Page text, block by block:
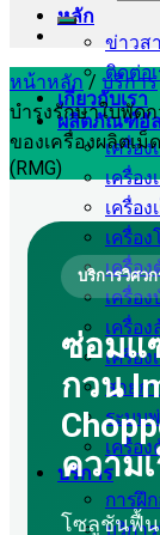
หลัก
ข่าวส
ติดต่อ
เกี่ยวกับเรา
ผลิตภัณฑ์อั
เครื่อ
เครื่อ
เครื่อ
เครื่อ
เครื่อ
เครื่อ
เครื่อ
เครื่อ
สายก
ระบบ
เครื่อ
บริการ
การฝึ
บริกา
หน้าหลัก / บริการ
บำรุงรักษาใบพัด
ของเครื่องผลิตเม็
(RMG)
บริการวิศว
ซ่อมแ
กวน
ความ
โซลูชันฟื้น